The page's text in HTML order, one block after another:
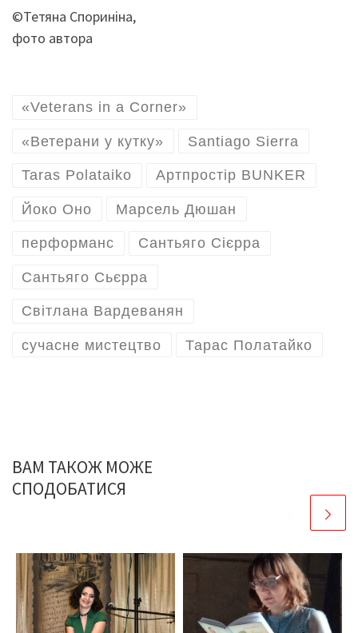
©Тетяна Спориніна,
фото автора
«Veterans in a Corner»
«Ветерани у кутку» Santiago Sierra
Taras Polataiko Артпростір BUNKER
Йоко Оно Марсель Дюшан
перформанс Сантьяго Сієрра
Сантьяго Сьєрра
Світлана Вардеванян
сучасне мистецтво Тарас Полатайко
ВАМ ТАКОЖ МОЖЕ
СПОДОБАТИСЯ